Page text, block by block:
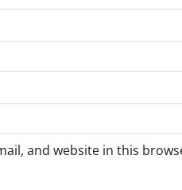
and website in this